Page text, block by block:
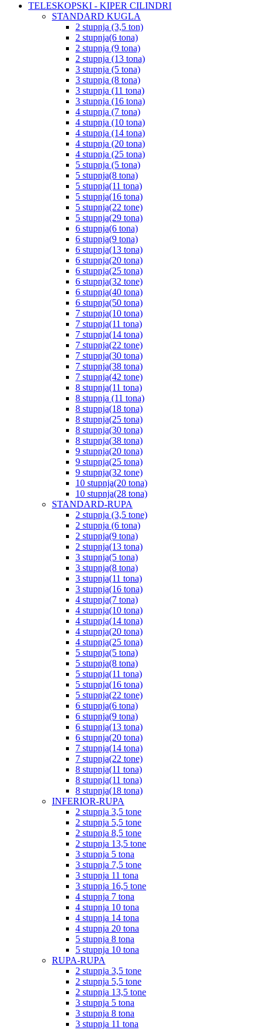
TELESKOPSKI - KIPER CILINDRI
STANDARD KUGLA
2 stupnja (3,5 ton)
2 stupnja(6 tona)
2 stupnja (9 tona)
2 stupnja (13 tona)
3 stupnja (5 tona)
3 stupnja (8 tona)
3 stupnja (11 tona)
3 stupnja (16 tona)
4 stupnja (7 tona)
4 stupnja (10 tona)
4 stupnja (14 tona)
4 stupnja (20 tona)
4 stupnja (25 tona)
5 stupnja (5 tona)
5 stupnja(8 tona)
5 stupnja(11 tona)
5 stupnja(16 tona)
5 stupnja(22 tone)
5 stupnja(29 tona)
6 stupnja(6 tona)
6 stupnja(9 tona)
6 stupnja(13 tona)
6 stupnja(20 tona)
6 stupnja(25 tona)
6 stupnja(32 tone)
6 stupnja(40 tona)
6 stupnja(50 tona)
7 stupnja(10 tona)
7 stupnja(11 tona)
7 stupnja(14 tona)
7 stupnja(22 tone)
7 stupnja(30 tona)
7 stupnja(38 tona)
7 stupnja(42 tone)
8 stupnja(11 tona)
8 stupnja (11 tona)
8 stupnja(18 tona)
8 stupnja(25 tona)
8 stupnja(30 tona)
8 stupnja(38 tona)
9 stupnja(20 tona)
9 stupnja(25 tona)
9 stupnja(32 tone)
10 stupnja(20 tona)
10 stupnja(28 tona)
STANDARD-RUPA
2 stupnja (3,5 tone)
2 stupnja (6 tona)
2 stupnja(9 tona)
2 stupnja(13 tona)
3 stupnja(5 tona)
3 stupnja(8 tona)
3 stupnja(11 tona)
3 stupnja(16 tona)
4 stupnja(7 tona)
4 stupnja(10 tona)
4 stupnja(14 tona)
4 stupnja(20 tona)
4 stupnja(25 tona)
5 stupnja(5 tona)
5 stupnja(8 tona)
5 stupnja(11 tona)
5 stupnja(16 tona)
5 stupnja(22 tone)
6 stupnja(6 tona)
6 stupnja(9 tona)
6 stupnja(13 tona)
6 stupnja(20 tona)
7 stupnja(14 tona)
7 stupnja(22 tone)
8 stupnja(11 tona)
8 stupnja(11 tona)
8 stupnja(18 tona)
INFERIOR-RUPA
2 stupnja 3,5 tone
2 stupnja 5,5 tone
2 stupnja 8,5 tone
2 stupnja 13,5 tone
3 stupnja 5 tona
3 stupnja 7,5 tone
3 stupnja 11 tona
3 stupnja 16,5 tone
4 stupnja 7 tona
4 stupnja 10 tona
4 stupnja 14 tona
4 stupnja 20 tona
5 stupnja 8 tona
5 stupnja 10 tona
RUPA-RUPA
2 stupnja 3,5 tone
2 stupnja 5,5 tone
2 stupnja 13,5 tone
3 stupnja 5 tona
3 stupnja 8 tona
3 stupnja 11 tona